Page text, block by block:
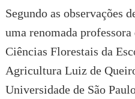
Segundo as observações
uma renomada
Ciências Florestais da
Agricultura Luiz de
Universidade de São